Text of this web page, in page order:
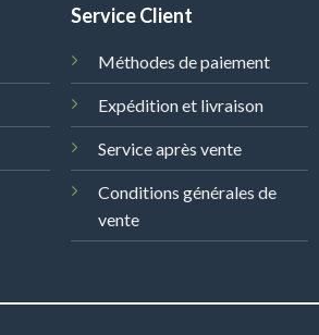
Service Client
Méthodes de paiement
Expédition et livraison
Service après vente
Conditions générales de
vente